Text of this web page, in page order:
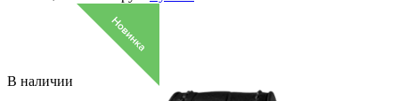
В наличии